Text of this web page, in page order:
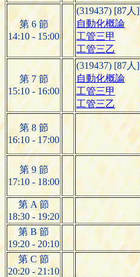
第 6 節
14:10 - 15:00
(319437) [87人]
自動化概論
工管三甲
工管三乙
第 7 節
15:10 - 16:00
(319437) [87人]
自動化概論
工管三甲
工管三乙
第 8 節
16:10 - 17:00
第 9 節
17:10 - 18:00
第 A 節
18:30 - 19:20
第 B 節
19:20 - 20:10
第 C 節
20:20 - 21:10